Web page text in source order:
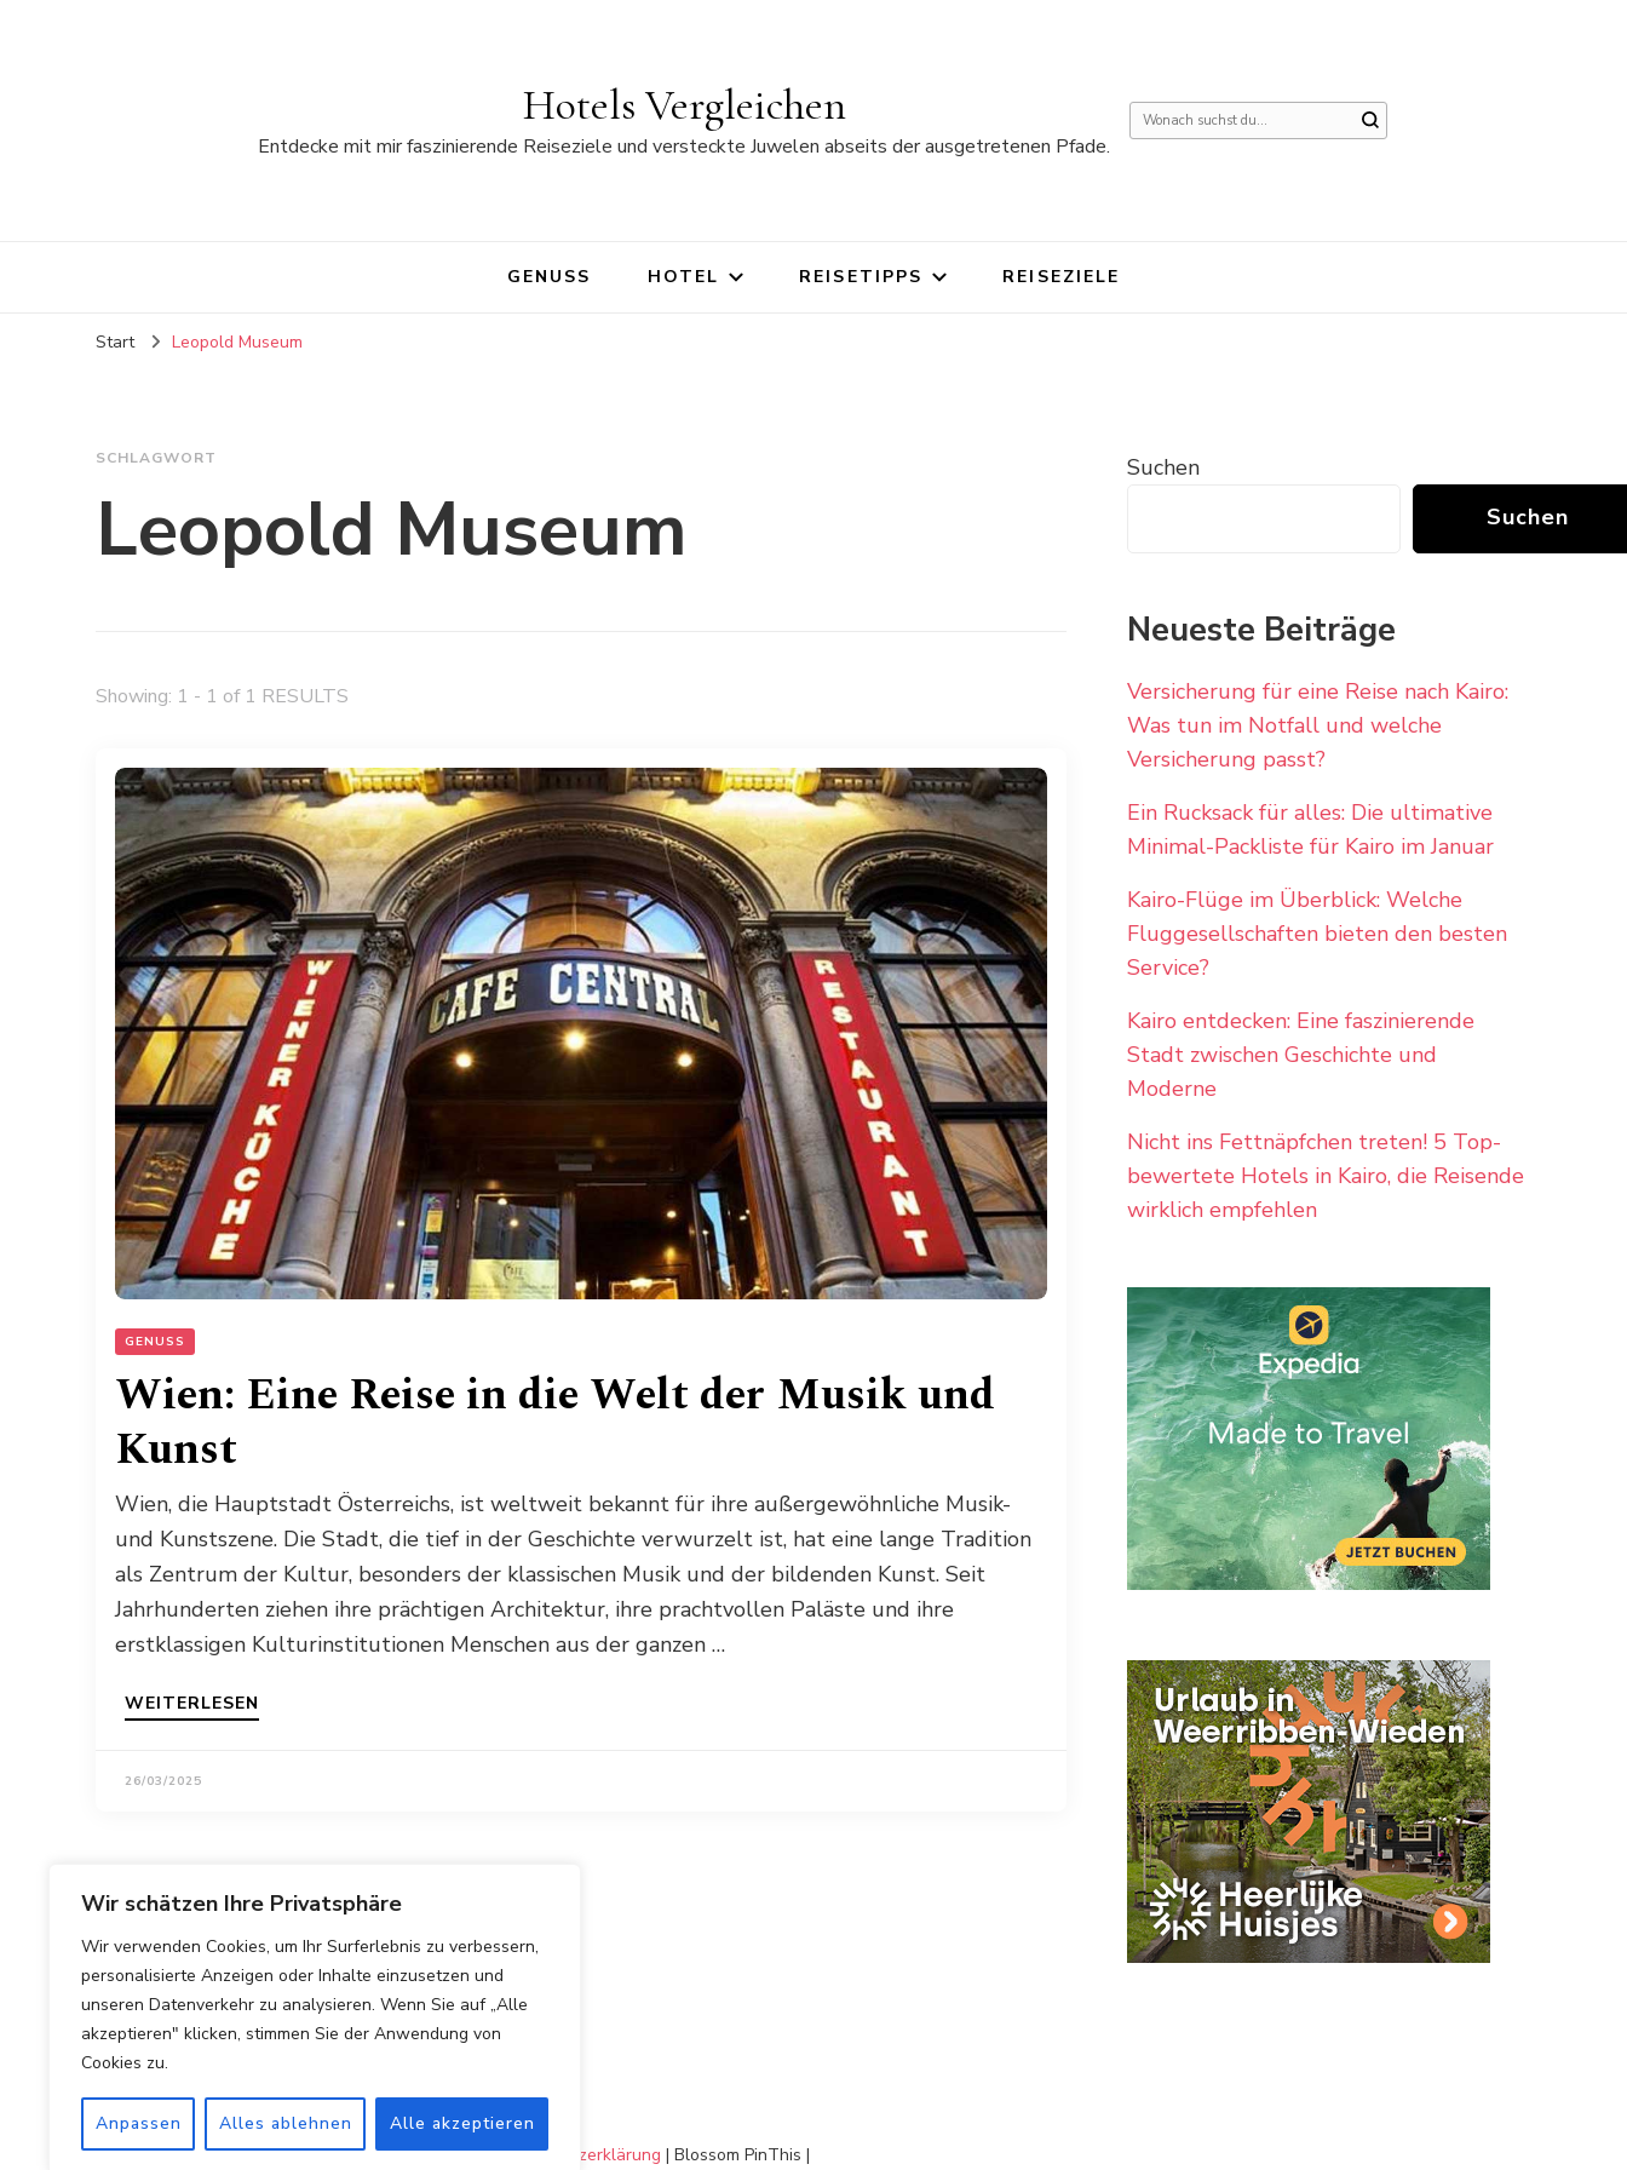
Wir schätzen Ihre Privatsphäre
Wir verwenden Cookies, um Ihr Surferlebnis zu verbessern,
personalisierte Anzeigen oder Inhalte einzusetzen und
unseren Datenverkehr zu analysieren. Wenn Sie auf „Alle
akzeptieren" klicken, stimmen Sie der Anwendung von
Cookies zu.
Anpassen Alles ablehnen Alle akzeptieren
Hotels Vergleichen
Entdecke mit mir faszinierende Reiseziele und versteckte Juwelen abseits der ausgetretenen Pfade.
Suchst
GENUSS HOTEL REISETIPPS REISEZIELE
Start Leopold Museum
SCHLAGWORT
Leopold Museum
Showing: 1 - 1 of 1 RESULTS
GENUSS
Wien: Eine Reise in die Welt der Musik und
Kunst
Wien, die Hauptstadt Österreichs, ist weltweit bekannt für ihre außergewöhnliche Musik-
und Kunstszene. Die Stadt, die tief in der Geschichte verwurzelt ist, hat eine lange Tradition
als Zentrum der Kultur, besonders der klassischen Musik und der bildenden Kunst. Seit
Jahrhunderten ziehen ihre prächtigen Architektur, ihre prachtvollen Paläste und ihre
erstklassigen Kulturinstitutionen Menschen aus der ganzen …
WEITERLESEN
26/03/2025
Suchen
Suchen
Neueste Beiträge
Versicherung für eine Reise nach Kairo:
Was tun im Notfall und welche
Versicherung passt?
Ein Rucksack für alles: Die ultimative
Minimal-Packliste für Kairo im Januar
Kairo-Flüge im Überblick: Welche
Fluggesellschaften bieten den besten
Service?
Kairo entdecken: Eine faszinierende
Stadt zwischen Geschichte und
Moderne
Nicht ins Fettnäpfchen treten! 5 Top-
bewertete Hotels in Kairo, die Reisende
wirklich empfehlen
Copyright © 2025 Hotels Vergleichen.Impressum|Datenschutzerklärung | Blossom PinThis |